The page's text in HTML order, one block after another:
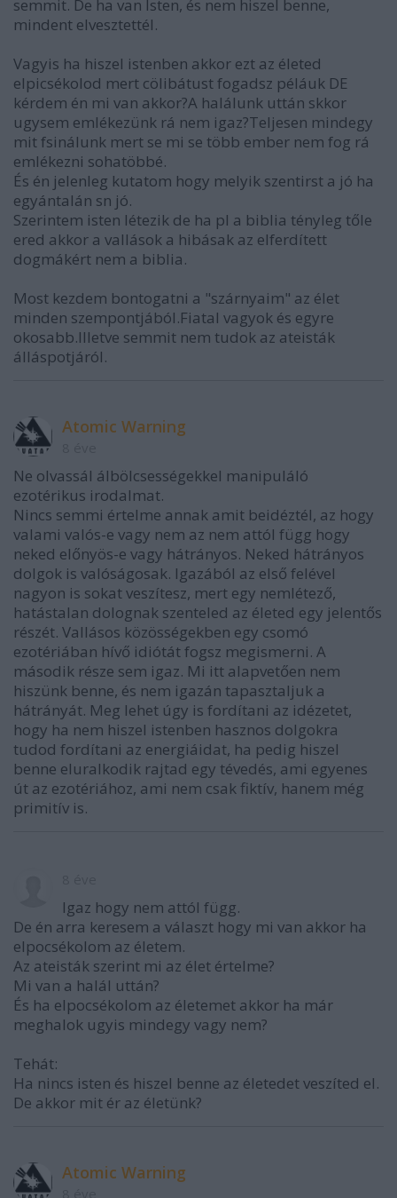
semmit. De ha van Isten, és nem hiszel benne,
mindent elvesztettél.
Vagyis ha hiszel istenben akkor ezt az életed
elpicsékolod mert cölibátust fogadsz péláuk DE
kérdem én mi van akkor?A halálunk uttán skkor
ugysem emlékezünk rá nem igaz?Teljesen mindegy
mit fsinálunk mert se mi se több ember nem fog rá
emlékezni sohatöbbé.
És én jelenleg kutatom hogy melyik szentirst a jó ha
egyántalán sn jó.
Szerintem isten létezik de ha pl a biblia tényleg tőle
ered akkor a vallások a hibásak az elferdített
dogmákért nem a biblia.
Most kezdem bontogatni a "szárnyaim" az élet
minden szempontjából.Fiatal vagyok és egyre
okosabb.Illetve semmit nem tudok az ateisták
álláspotjáról.
Atomic Warning
Ne olvassál álbölcsességekkel manipuláló
ezotérikus irodalmat.
Nincs semmi értelme annak amit beidéztél, az hogy
valami valós-e vagy nem az nem attól függ hogy
neked előnyös-e vagy hátrányos. Neked hátrányos
dolgok is valóságosak. Igazából az első felével
nagyon is sokat veszítesz, mert egy nemlétező,
hatástalan dolognak szenteled az életed egy jelentős
részét. Vallásos közösségekben egy csomó
ezotériában hívő idiótát fogsz megismerni. A
második része sem igaz. Mi itt alapvetően nem
hiszünk benne, és nem igazán tapasztaljuk a
hátrányát. Meg lehet úgy is fordítani az idézetet,
hogy ha nem hiszel istenben hasznos dolgokra
tudod fordítani az energiáidat, ha pedig hiszel
benne eluralkodik rajtad egy tévedés, ami egyenes
út az ezotériához, ami nem csak fiktív, hanem még
primitív is.
Igaz hogy nem attól függ.
De én arra keresem a választ hogy mi van akkor ha
elpocsékolom az életem.
Az ateisták szerint mi az élet értelme?
Mi van a halál uttán?
És ha elpocsékolom az életemet akkor ha már
meghalok ugyis mindegy vagy nem?
Tehát:
Ha nincs isten és hiszel benne az életedet veszíted el.
De akkor mit ér az életünk?
Atomic Warning